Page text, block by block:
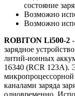
состояние
Возможно
Возможно
ROBITON Li500-2
зарядное
литий-ионных
16340 (RCR 123А).
каналами заряда
одновременно.